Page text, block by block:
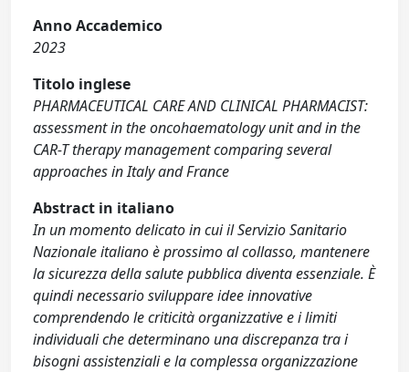
Anno Accademico
2023
Titolo inglese
PHARMACEUTICAL CARE AND CLINICAL PHARMACIST:
assessment in the oncohaematology unit and in the
CAR-T therapy management comparing several
approaches in Italy and France
Abstract in italiano
In un momento delicato in cui il Servizio Sanitario
Nazionale italiano è prossimo al collasso, mantenere
la sicurezza della salute pubblica diventa essenziale. È
quindi necessario sviluppare idee innovative
comprendendo le criticità organizzative e i limiti
individuali che determinano una discrepanza tra i
bisogni assistenziali e la complessa organizzazione